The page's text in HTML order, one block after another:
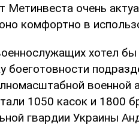
Метинвеста очень
комфортно в
хотел
боеготовности
военной
1050 касок и 1800
гвардии Украины